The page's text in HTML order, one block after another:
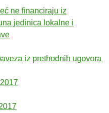
ne financiraju iz
jedinica lokalne i
iz prethodnih ugovora